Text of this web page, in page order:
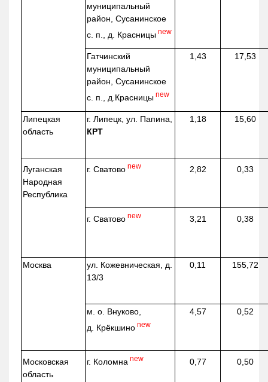
муниципальный
район, Сусанинское
с. п., д. Красницы new
Гатчинский
муниципальный
район, Сусанинское
с. п., д.Красницы new
1,43 17,53
Липецкая
область
г. Липецк, ул. Папина,
КРТ
1,18 15,60
Луганская
Народная
Республика
г. Сватово new 2,82 0,33
г. Сватово new 3,21 0,38
Москва ул. Кожевническая , д.
13/3
0,11 155,72
м. о. Внуково,
д. Крёкшино new
4,57 0,52
Московская
область
г. Коломна new 0,77 0,50